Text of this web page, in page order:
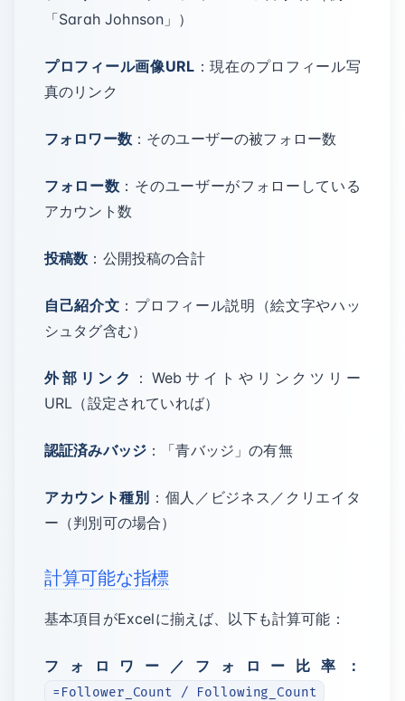
「Sarah Johnson」）
プロフィール画像URL ：現在のプロフィール写
真のリンク
フォロワー数：そのユーザーの被フォロー数
フォロー数 ：そのユーザーがフォローしている
アカウント数
投稿数 ：公開投稿の合計
自己紹介文 ：プロフィール説明（絵文字やハッ
シュタグ含む）
外部リンク
：Webサイトやリンクツリー
URL（設定されていれば）
認証済みバッジ ：「青バッジ」の有無
アカウント種別 ：個人／ビジネス／クリエイタ
ー（判別可の場合）
計算可能な指標
基本項目がExcelに揃えば、以下も計算可能：
フォロワー／フォロー比率：
=Follower_Count / Following_Count